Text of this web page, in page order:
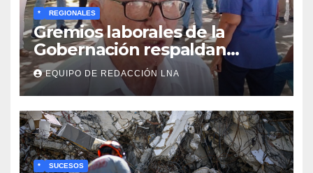
* REGIONALES
Gremios laborales de la
Gobernación respaldan
propuesta de Bono
Recreativo de 100 dólares
para jubilados, pensionados y
activos
EQUIPO DE REDACCIÓN LNA
* SUCESOS